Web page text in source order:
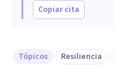
Copiar cita
Tópicos Resiliencia